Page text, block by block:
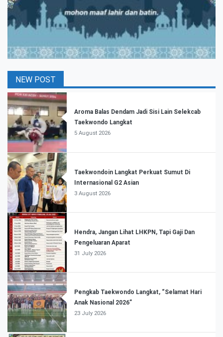
NEW POST
Aroma Balas Dendam Jadi Sisi Lain Selekcab
Taekwondo Langkat
5 August 2026
Taekwondoin Langkat Perkuat Sumut Di
Internasional G2 Asian
3 August 2026
Hendra, Jangan Lihat LHKPN, Tapi Gaji Dan
Pengeluaran Aparat
31 July 2026
Pengkab Taekwondo Langkat, “Selamat Hari
Anak Nasional 2026”
23 July 2026